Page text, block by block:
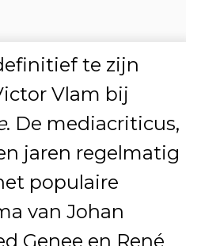
te zijn
Vlam bij
. De mediacriticus,
jaren regelmatig
populaire
van Johan
Genee en René